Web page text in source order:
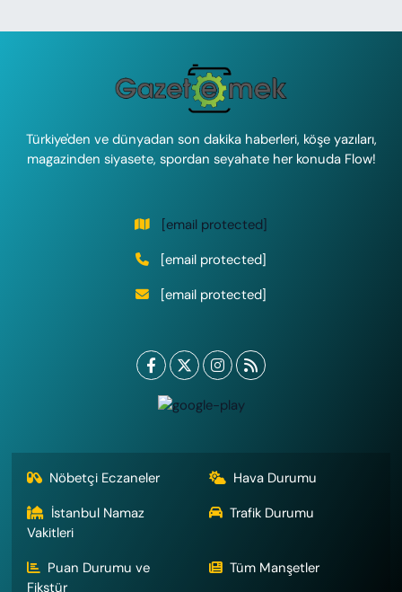
Türkiye'den ve dünyadan son dakika haberleri, köşe yazıları,
magazinden siyasete, spordan seyahate her konuda Flow!
[email protected]
[email protected]
[email protected]
Nöbetçi Eczaneler
Hava Durumu
İstanbul Namaz
Vakitleri
Trafik Durumu
Puan Durumu ve
Fikstür
Tüm Manşetler